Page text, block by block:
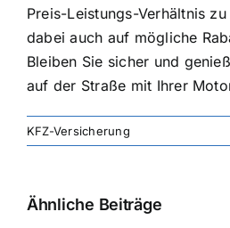
Preis-Leistungs-Verhältnis
dabei auch auf mögliche
Bleiben Sie sicher und
auf der Straße mit Ihrer
KFZ-Versicherung
Ähnliche Beiträge